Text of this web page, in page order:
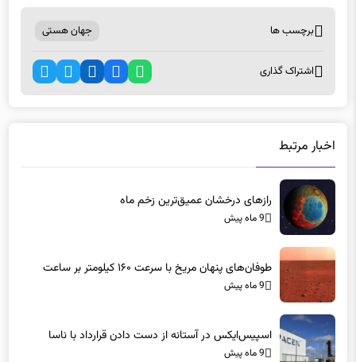
برچسب ها جهان هستی
اشتراک گذاری
اخبار مرتبط
رازهای درخشان عمیق‌ترین زخم ماه
9 ماه پیش
طوفان‌های پنهان مریخ با سرعت ۱۶۰ کیلومتر بر ساعت
9 ماه پیش
اسپیس‌ایکس در آستانه از دست دادن قرارداد با ناسا
9 ماه پیش